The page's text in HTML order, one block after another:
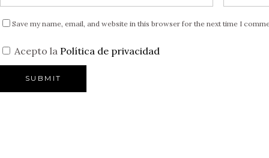
Save my name, email, and website in this browser for the next time I
Acepto la Política de privacidad